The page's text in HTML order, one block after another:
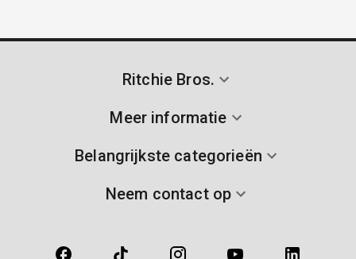
Ritchie Bros.
Meer informatie
Belangrijkste categorieën
Neem contact op